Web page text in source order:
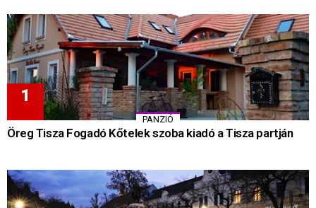
PANZIÓ
Öreg Tisza Fogadó Kőtelek szoba kiadó a Tisza partján